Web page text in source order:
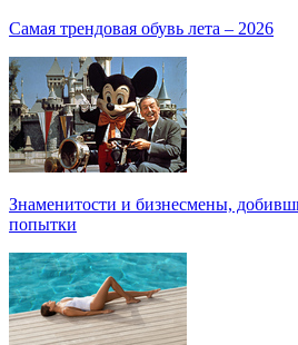
Самая трендовая обувь лета – 2026
Знаменитости и бизнесмены,
попытки